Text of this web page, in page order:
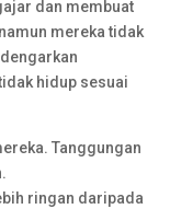
dan membuat
mereka tidak
hidup sesuai
Tanggungan
ringan daripada